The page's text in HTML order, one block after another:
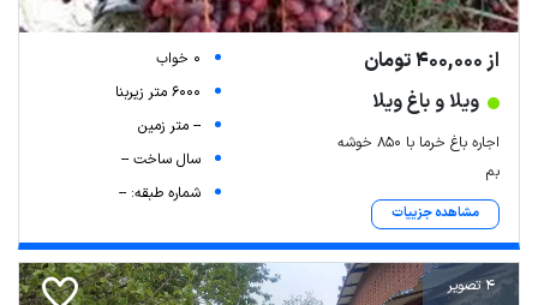
از 400,000 تومان
ویلا و باغ ویلا
اجاره باغ خرما با ۸۵۰ خوشه
بم
مشاهده جزییات
0 خواب
6000 متر زیربنا
-- متر زمین
سال ساخت --
شماره طبقه: --
4 تصویر